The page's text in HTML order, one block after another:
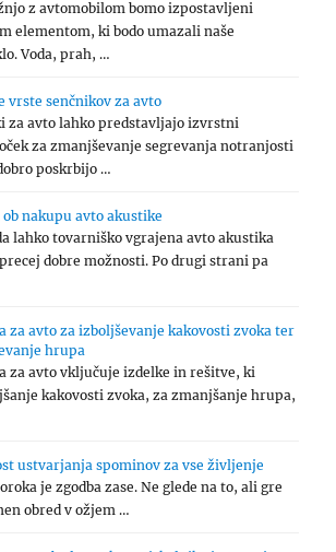
z avtomobilom bomo izpostavljeni
elementom, ki bodo umazali naše
Voda, prah, …
vrste senčnikov za avto
za avto lahko predstavljajo izvrstni
za zmanjševanje segrevanja notranjosti
poskrbijo …
nakupu avto akustike
lahko tovarniško vgrajena avto akustika
dobre možnosti. Po drugi strani pa
za avto za izboljševanje kakovosti zvoka ter
hrupa
za avto vključuje izdelke in rešitve, ki
kakovosti zvoka, za zmanjšanje hrupa,
ustvarjanja spominov za vse življenje
je zgodba zase. Ne glede na to, ali gre
obred v ožjem …